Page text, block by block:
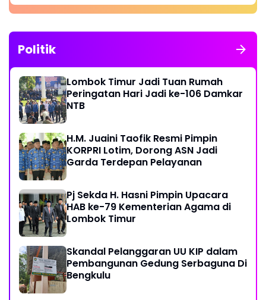
Politik
Lombok Timur Jadi Tuan Rumah
Peringatan Hari Jadi ke-106 Damkar
NTB
H.M. Juaini Taofik Resmi Pimpin
KORPRI Lotim, Dorong ASN Jadi
Garda Terdepan Pelayanan
Pj Sekda H. Hasni Pimpin Upacara
HAB ke-79 Kementerian Agama di
Lombok Timur
Skandal Pelanggaran UU KIP dalam
Pembangunan Gedung Serbaguna Di
Bengkulu